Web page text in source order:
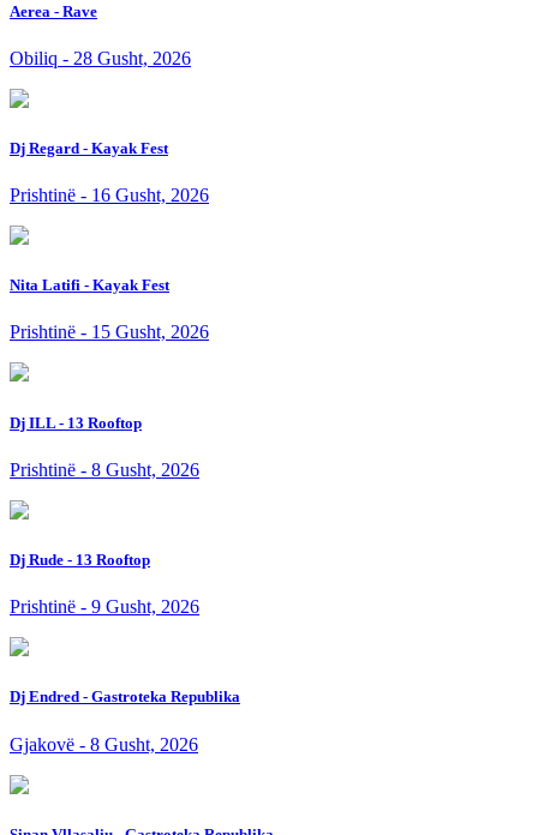
Aerea - Rave
Obiliq - 28 Gusht, 2026
Dj Regard - Kayak Fest
Prishtinë - 16 Gusht, 2026
Nita Latifi - Kayak Fest
Prishtinë - 15 Gusht, 2026
Dj ILL - 13 Rooftop
Prishtinë - 8 Gusht, 2026
Dj Rude - 13 Rooftop
Prishtinë - 9 Gusht, 2026
Dj Endred - Gastroteka Republika
Gjakovë - 8 Gusht, 2026